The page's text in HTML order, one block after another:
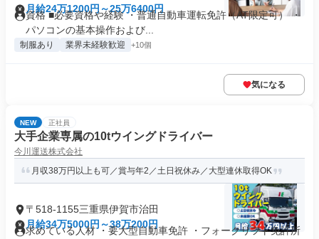
月給24万1200円～25万6400円
資格 ■必要資格や経験 ・普通自動車運転免許（AT限定可） ・
パソコンの基本操作および...
制服あり 業界未経験歓迎 +10個
気になる
NEW 正社員
大手企業専属の10tウイングドライバー
今川運送株式会社
月収38万円以上も可／賞与年2／土日祝休み／大型連休取得OK
〒518-1155三重県伊賀市治田
月給34万5000円～38万200円
求めている人材 ・要大型自動車免許 ・フォークリフト免許所